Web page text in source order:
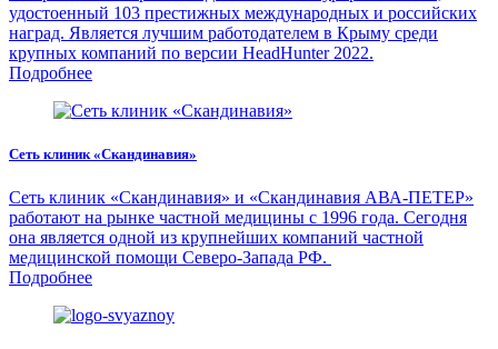
удостоенный 103 престижных международных и российских
наград. Является лучшим работодателем в Крыму среди
крупных компаний по версии HeadHunter 2022.
Подробнее
Сеть клиник «Скандинавия»
Сеть клиник «Скандинавия» и «Скандинавия АВА-ПЕТЕР»
работают на рынке частной медицины с 1996 года. Сегодня
она является одной из крупнейших компаний частной
медицинской помощи Северо-Запада РФ.
Подробнее